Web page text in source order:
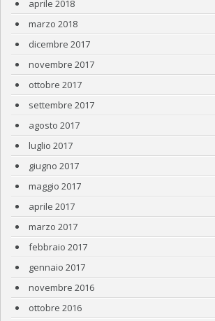
aprile 2018
marzo 2018
dicembre 2017
novembre 2017
ottobre 2017
settembre 2017
agosto 2017
luglio 2017
giugno 2017
maggio 2017
aprile 2017
marzo 2017
febbraio 2017
gennaio 2017
novembre 2016
ottobre 2016